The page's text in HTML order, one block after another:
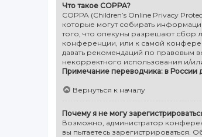
Что такое COPPA?
COPPA (Children’s Online Privacy
которые могут собирать
того, что опекуны разрешают сбор
конференции, или к самой
давать рекомендаций по правовым
некорректного использования и/
Примечание переводчика: в России
Вернуться к началу
Почему я не могу
Возможно, администратор
вы пытаетесь зарегистрироваться.